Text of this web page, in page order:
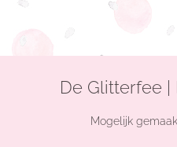
De Glitterfee |
Mogelijk